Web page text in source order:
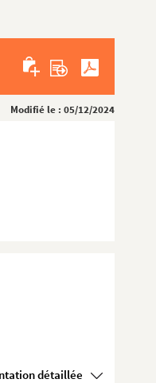
Modifié le : 05/12/2024
Voir la présentation détaillée